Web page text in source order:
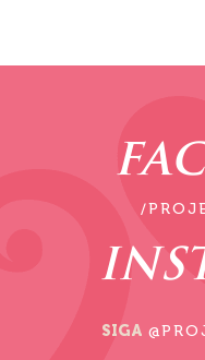
/
SIGA